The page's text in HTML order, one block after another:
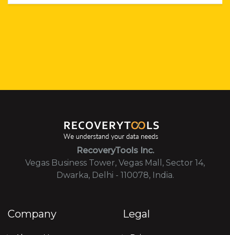
RecoveryTools Inc.
Vegas Business Tower, Vegas Mall, Sector 14,
Dwarka, Delhi - 110078, India.
Company Legal